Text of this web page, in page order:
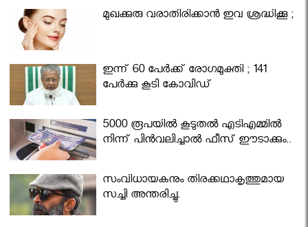
മുഖക്കുരു വരാതിരിക്കാന്‍ ഇവ ശ്രദ്ധിക്കൂ ;
ഇന്ന് 60 പേർക്ക് രോഗമുക്തി ; 141
പേര്‍ക്കു കൂടി കോവിഡ്
5000 രൂപയിൽ കൂടുതൽ എടിഎമ്മിൽ
നിന്ന് പിൻവലിച്ചാൽ ഫീസ് ഈടാക്കും..
സംവിധായകനും തിരക്കഥാകൃത്തുമായ
സച്ചി അന്തരിച്ചു.